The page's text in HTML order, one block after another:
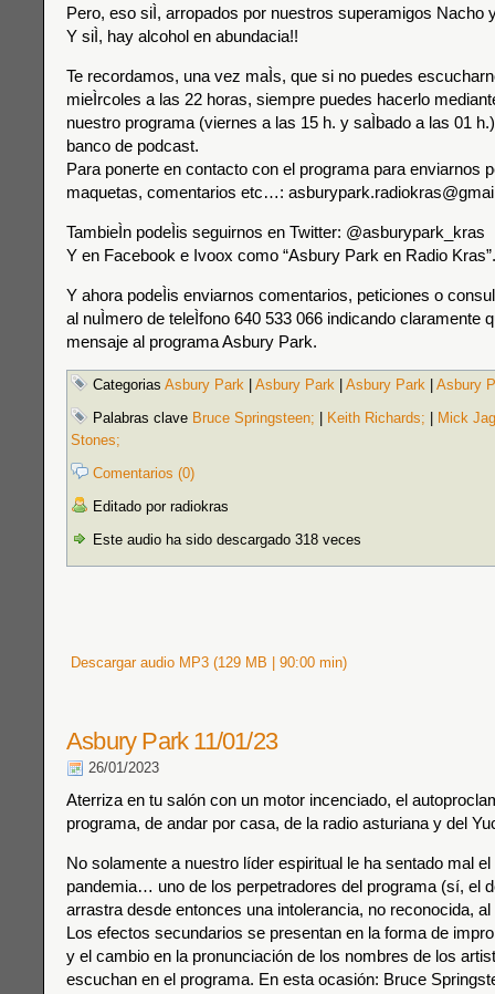
Pero, eso siÌ, arropados por nuestros superamigos Nacho
Y siÌ, hay alcohol en abundacia!!
Te recordamos, una vez maÌs, que si no puedes
mieÌrcoles a las 22 horas, siempre puedes hacerlo
nuestro programa (viernes a las 15 h. y saÌbado a las 01
banco de podcast.
Para ponerte en contacto con el programa para enviarnos
maquetas, comentarios etc…:
TambieÌn podeÌis seguirnos en Twitter: @asburypark_kras
Y en Facebook e Ivoox como “Asbury Park en Radio Kras”.
Y ahora podeÌis enviarnos comentarios, peticiones o
al nuÌmero de teleÌfono 640 533 066 indicando claramente
mensaje al programa Asbury Park.
Categorias Asbury Park Asbury Park Asbury Park
Asbury
Palabras clave Bruce Springsteen; Keith Richards;
Mick
Stones;
Comentarios (0)
Editado por radiokras
Este audio ha sido descargado 318 veces
Descargar audio MP3 (129 MB | 90:00 min)
Asbury Park 11/01/23
26/01/2023
Aterriza en tu salón con un motor incenciado, el
programa, de andar por casa, de la radio asturiana y del
No solamente a nuestro líder espiritual le ha sentado mal el
pandemia… uno de los perpetradores del programa (sí, el
arrastra desde entonces una intolerancia, no reconocida,
Los efectos secundarios se presentan en la forma de
y el cambio en la pronunciación de los nombres de los
escuchan en el programa. En esta ocasión: Bruce